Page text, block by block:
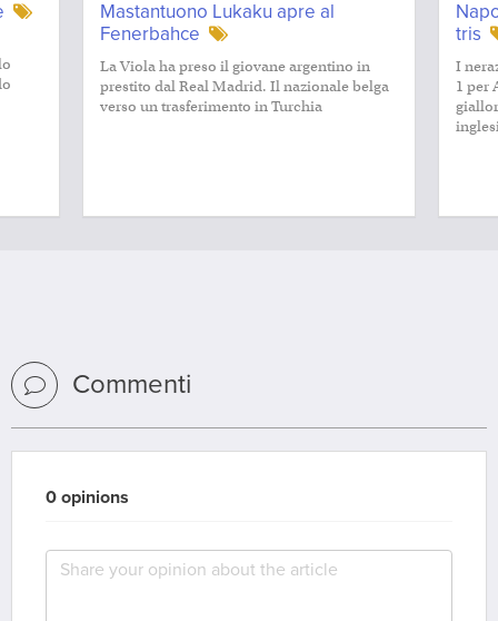
Mastantuono Lukaku apre al
Fenerbahce
La Viola ha preso il giovane argentino in
prestito dal Real Madrid. Il nazionale belga
verso un trasferimento in Turchia
tris
I
1 per
Commenti
0 opinions